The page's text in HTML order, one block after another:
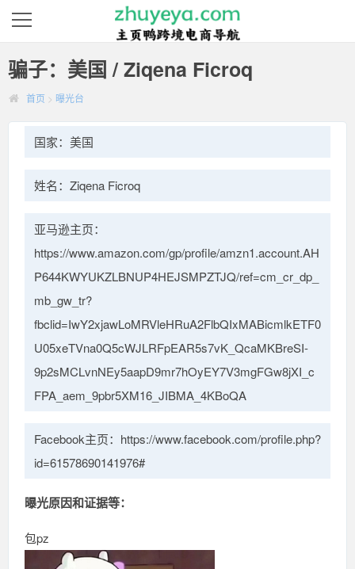
骗子：美国 / Ziqena Ficroq
首页 > 曝光台
国家：美国
姓名：Ziqena Ficroq
亚马逊主页：
https://www.amazon.com/gp/profile/amzn1.account.AH
P644KWYUKZLBNUP4HEJSMPZTJQ/ref=cm_cr_dp_
mb_gw_tr?
fbclid=IwY2xjawLoMRVleHRuA2FlbQIxMABicmlkETF0
U05xeTVna0Q5cWJLRFpEAR5s7vK_QcaMKBreSI-
9p2sMCLvnNEy5aapD9mr7hOyEY7V3mgFGw8jXI_c
FPA_aem_9pbr5XM16_JIBMA_4KBoQA
Facebook主页：https://www.facebook.com/profile.php?
id=61578690141976#
曝光原因和证据等：
包pz